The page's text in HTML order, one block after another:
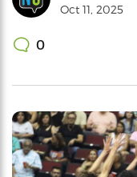
Oct 11, 2025
0